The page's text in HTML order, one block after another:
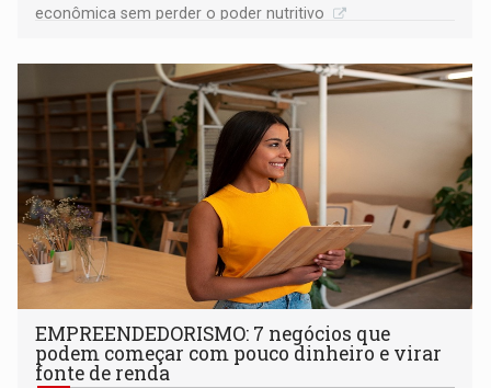
econômica sem perder o poder nutritivo
EMPREENDEDORISMO: 7 negócios que
podem começar com pouco dinheiro e virar
fonte de renda